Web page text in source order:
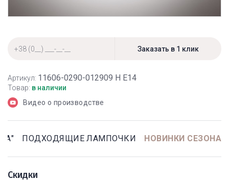
Артикул: 11606-0290-012909 Н Е14
Товар: в наличии
Видео о производстве
ПОДХОДЯЩИЕ ЛАМПОЧКИ НОВИНКИ СЕЗОНА
Скидки